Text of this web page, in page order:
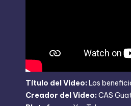
Título del Video: Los
Creador del Video: CAS